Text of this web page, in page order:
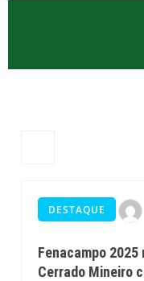
DESTAQUE
Fenacampo
Cerrado Mineiro